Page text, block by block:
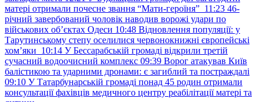
матері отримали почесне звання “Мати-героїня” 11:23 46-
річний завербований чоловік наводив ворожі удари по
військових обʼєктах Одеси 10:48 Відновлення популяції: у
Тарутинському степу оселилися червонокнижні європейські
хом’яки 10:14 У Бессарабській громаді відкрили третій
сучасний водоочисний комплекс 09:39 Ворог атакував Київ
балістикою та ударними дронами: є загиблий та постраждалі
09:10 У Татарбунарській громаді понад 45 родин отримали
консультації фахівців медичного центру реабілітації матері та